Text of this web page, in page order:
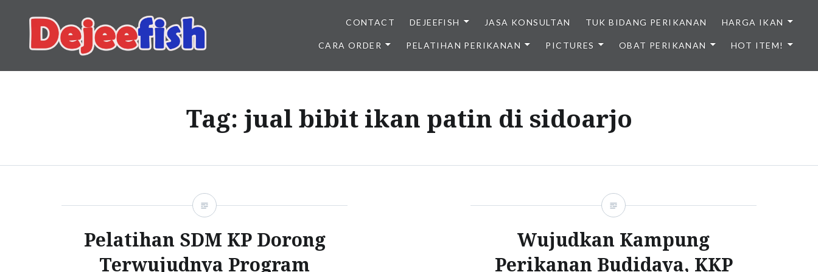
content
DEJEEFISH | PRODUSEN BENIH IKAN BERKUALITAS INDONESIA
CONTACT DEJEEFISH JASA KONSULTAN TUK BIDANG PERIKANAN HARGA IKAN
CARA ORDER PELATIHAN PERIKANAN PICTURES OBAT PERIKANAN HOT ITEM!
Tag: jual bibit ikan patin di sidoarjo
Pelatihan SDM KP Dorong
Terwujudnya Program
Wujudkan Kampung
Perikanan Budidaya, KKP